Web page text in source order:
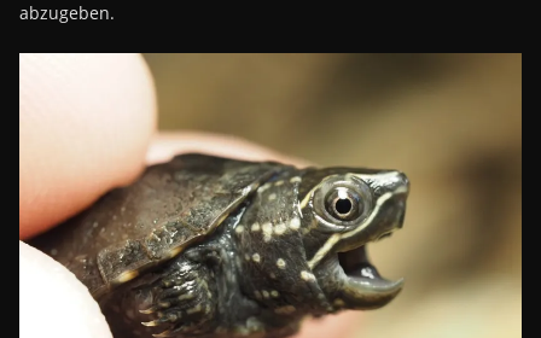
abzugeben.